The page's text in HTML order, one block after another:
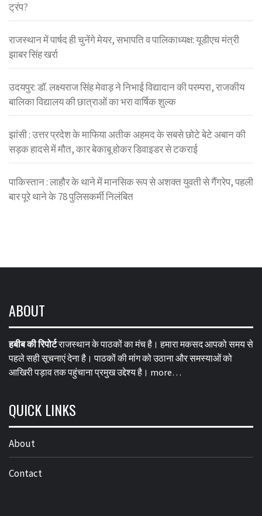
ट्रंप?
राजस्थान में पार्षद ही चुनेंगे मेयर, सभापति व पालिकाध्यक्ष: यूडीएच मंत्री
झाबर सिंह खर्रा
उदयपुर: डॉ. लक्ष्यराज सिंह मेवाड़ ने निभाई विद्यादान की परम्परा, राजकीय
बालिका विद्यालय की छात्राओं का भरा वार्षिक शुल्क
झांसी : उत्तर प्रदेश के माफिया अतीक अहमद के सबसे छोटे बेटे अबान की
सड़क हादसे में मौत, कार बेकाबू होकर डिवाइडर से टकराई
पाकिस्तान : लाहौर के थाने में मानसिक रूप से अशक्त युवती से गैंगरेप, पहली
बार पूरे थाने के 78 पुलिसकर्मी निलंबित
ABOUT
हबीब की रिपोर्टराजस्थान के पाठकों का मंच है। हमारा मकसद आपको समय से
पहले सही सूचनाएं देना है। पाठकों की मांग को उठाना और समस्याओं को
आखिरी पड़ाव तक पहुंचाना प्रमुख उद्देश्य है। more…
QUICK LINKS
About
Contact